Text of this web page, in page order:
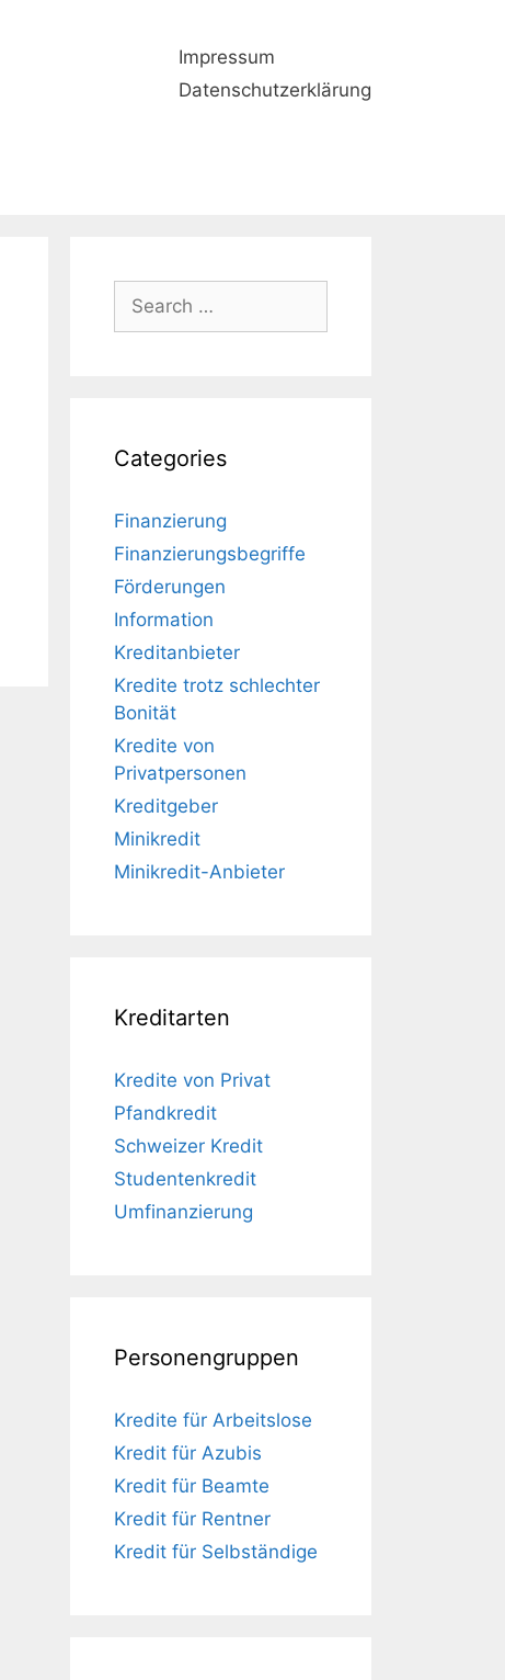
Impressum
Datenschutzerklärung
Search
for:
Categories
Finanzierung
Finanzierungsbegriffe
Förderungen
Information
Kreditanbieter
Kredite trotz schlechter
Bonität
Kredite von
Privatpersonen
Kreditgeber
Minikredit
Minikredit-Anbieter
Kreditarten
Kredite von Privat
Pfandkredit
Schweizer Kredit
Studentenkredit
Umfinanzierung
Personengruppen
Kredite für Arbeitslose
Kredit für Azubis
Kredit für Beamte
Kredit für Rentner
Kredit für Selbständige